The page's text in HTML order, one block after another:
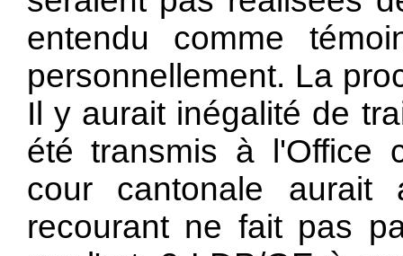
entendu comme
personnellement. La
Il y aurait inégalité de
été transmis à l'Office
cour cantonale aurait
recourant ne fait pas